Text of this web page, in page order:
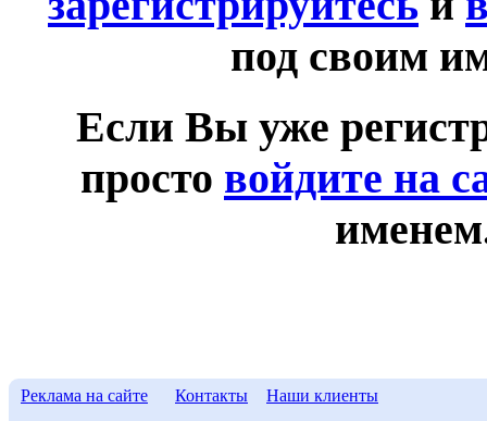
под своим
Если Вы уже
просто войдите на
Реклама на сайте Контакты Наши клиенты